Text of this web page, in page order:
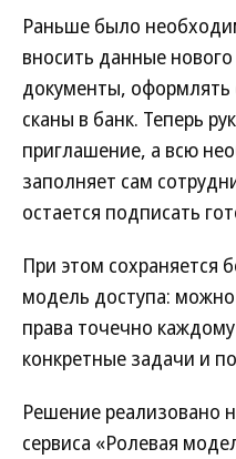
Раньше было
вносить данные
документы, оформлять
сканы в банк. Теперь
приглашение, а всю
заполняет сам
остается подписать
При этом сохраняется
модель доступа:
права точечно
конкретные задачи и
Решение реализовано
сервиса «Ролевая